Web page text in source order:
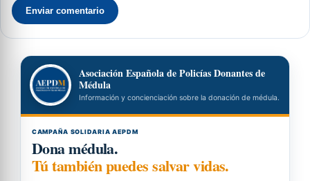
Enviar comentario
Asociación Española de Policías Donantes de
Médula
Información y concienciación sobre la donación de médula.
CAMPAÑA SOLIDARIA AEPDM
Dona médula.
Tú también puedes salvar vidas.